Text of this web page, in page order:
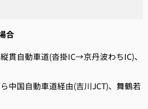
合
貫自動車道(沓掛IC→京丹波わちIC)、
中国自動車道経由(吉川JCT)、舞鶴若
道綾部IC